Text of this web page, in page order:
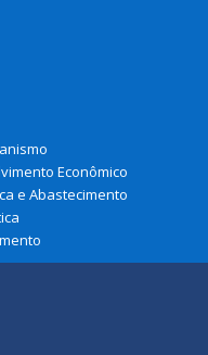
Econômico
e Abastecimento